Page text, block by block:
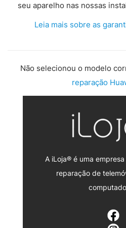
seu aparelho nas nossas
Leia mais sobre as
Não selecionou o modelo
reparação
A iLoja® é uma
reparação de